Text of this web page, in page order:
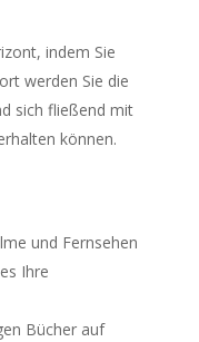
indem Sie
werden Sie die
sich fließend mit
können.
und Fernsehen
Ihre
Bücher auf